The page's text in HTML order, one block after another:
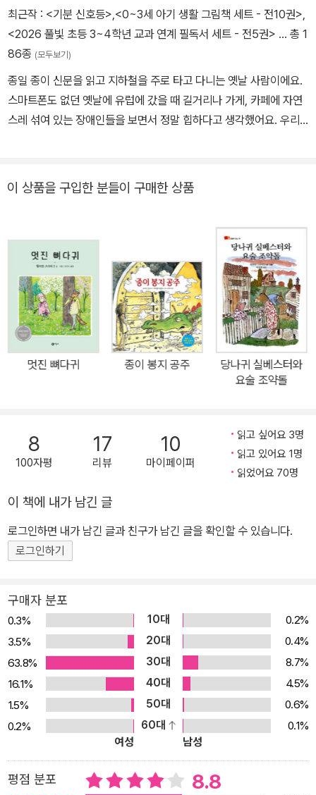
는 시와 같은 대사는 두고 두고 생각이 날 때마다 웃음을 터뜨리지 않
을 수 없다. 그걸로 끝나버리는 이 그림책. 정말 멋지다! 아, 이렇게 흥
분하는 데에는 이유가 있다. 이 그림책을 본 많은 사람들로부터 '도대
심심치 않게 받기 때문이다. 그래서 꼭 한 번 말하고 싶다. 우리 아이
들도 그저 재미만으로 책을 즐길 권리가 있다는 것을 말이다. 한 권의
그림책이 전해 주는 산뜻한 휴식! 이 것만으로도 <슈렉>의 가치는 충
그림책에 대한 기존의 선입견을 한 순간에 뒤집어 버리는 이 책은 칼
데콧상, 뉴베리상, 안데르센상을 수상했던 작가
와 같은 대사를 외워보려 애쓰게 만드는 희한한 재주를 가진 책이고,
보는 사람을 끊임없이 웃고 놀라게 하는 재치와 익살로 가득한 책이
다. 한 마디로 어린 아이에서부터 어른들까지 모두에게 한 번씩 보여
해 가장 뛰어난 그림책 작가에게 주는 칼데콧상을 두 번이나 받았으
며, 『아벨의 섬』, 『치과의사 드소토 선생님』으로 뉴베리 명예상을 받
았다. 그 외 대표작으로 『녹슨 못이 된 솔로몬』, 『부루퉁한 스핑키』,
그래?』, 『하늘을 나는 마법 약』, 『장난감 형』, 『아빠와 피자놀이』 등
이 있으며, 애니메이션으로 제작되어 많은 사랑을 받은 『슈렉!』도 그
의 작품이다. 2003년 96세의 일기로 세상을 떠났다.
최근작 : <기분 신호등>,<0~3세 아기 생활 그림책 세트 - 전10권>,
<2026 풀빛 초등 3~4학년 교과 연계 필독서 세트 - 전5권> … 총 1
86종 (모두보기)
종일 종이 신문을 읽고 지하철을 주로 타고 다니는 옛날 사람이에요.
스마트폰도 없던 옛날에 유럽에 갔을 때 길거리나 가게, 카페에 자연
스레 섞여 있는 장애인들을 보면서 정말 힙하다고 생각했어요. 우리
데요. 처음 쓰 는 청소년 책입니다. 지은 책으로 《뇌토 피아》 《소피의
이 상품을 구입한 분들이 구매한 상품
멋진 뼈다귀 종이 봉지 공주
당나귀 실베스터와
요술 조약돌
8
100자평
17
리뷰
10
마이페이퍼
읽고 싶어요 3명
읽고 있어요 1명
읽었어요 70명
이 책에 내가 남긴 글
로그인하면 내가 남긴 글과 친구가 남긴 글을 확인할 수 있습니다.
로그인하기
구매자 분포
0.3% 10대
0.2%
3.5%
20대
0.4%
63.8%
30대
8.7%
16.1%
40대
4.5%
1.5%
50대
0.6%
0.2%
60대
0.1%
여성
남성
평점 분포 8.8